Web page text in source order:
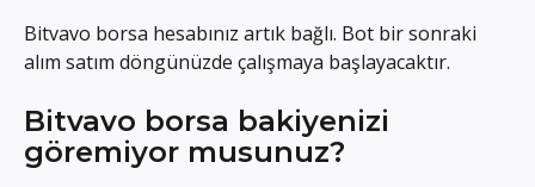
Bitvavo borsa hesabınız artık bağlı. Bot bir sonraki
alım satım döngünüzde çalışmaya başlayacaktır.
Bitvavo borsa bakiyenizi
göremiyor musunuz?